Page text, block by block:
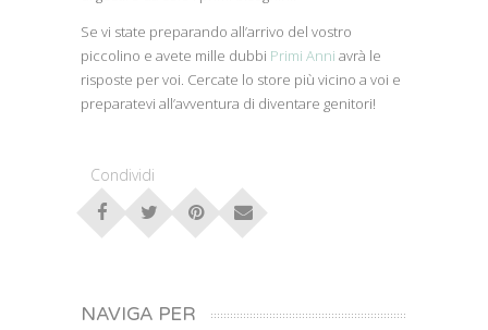
Se vi state preparando all’arrivo del vostro
piccolino e avete mille dubbi Primi Anni avrà le
risposte per voi. Cercate lo store più vicino a voi e
preparatevi all’avventura di diventare genitori!
Condividi
NAVIGA PER